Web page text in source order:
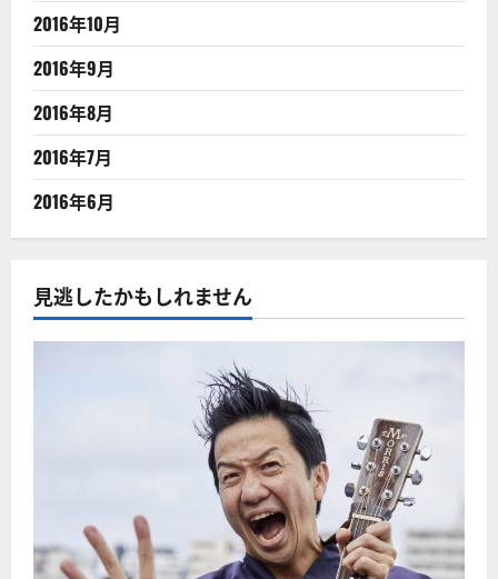
2016年10月
2016年9月
2016年8月
2016年7月
2016年6月
見逃したかもしれません